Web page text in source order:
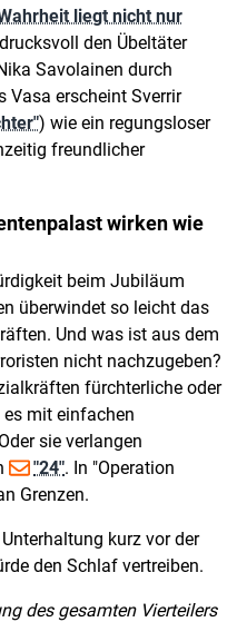
liegt nicht nur
den Übeltäter
Savolainen durch
Vasa erscheint Sverrir
) wie ein regungsloser
freundlicher
wirken wie
beim Jubiläum
überwindet so leicht das
Und was ist aus dem
nicht nachzugeben?
fürchterliche oder
mit einfachen
sie verlangen
"24". In "Operation
Grenzen.
kurz vor der
den Schlaf vertreiben.
des gesamten Vierteilers